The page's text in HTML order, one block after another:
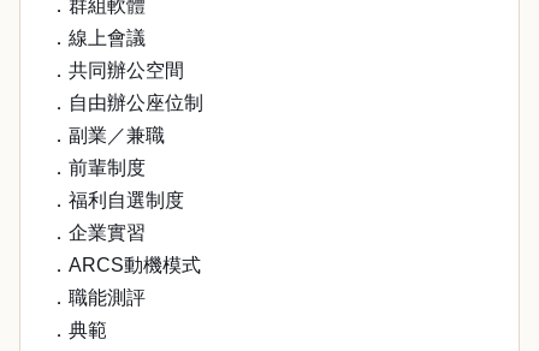
．群組軟體
．線上會議
．共同辦公空間
．自由辦公座位制
．副業／兼職
．前輩制度
．福利自選制度
．企業實習
．ARCS動機模式
．職能測評
．典範